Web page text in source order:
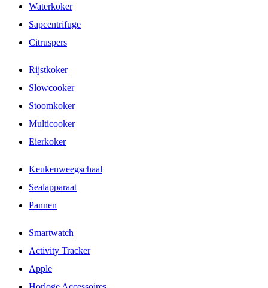
Waterkoker
Sapcentrifuge
Citruspers
Rijstkoker
Slowcooker
Stoomkoker
Multicooker
Eierkoker
Keukenweegschaal
Sealapparaat
Pannen
Smartwatch
Activity Tracker
Apple